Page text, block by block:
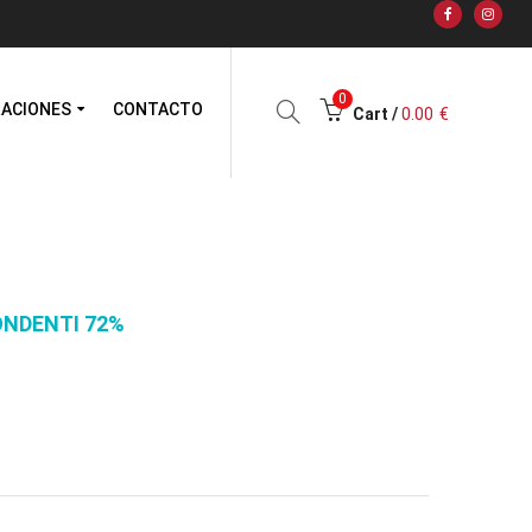
CONTACTO
0
Cart / 0.00 €
72%